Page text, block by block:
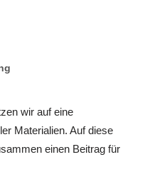
wir auf eine
Materialien. Auf diese
einen Beitrag für